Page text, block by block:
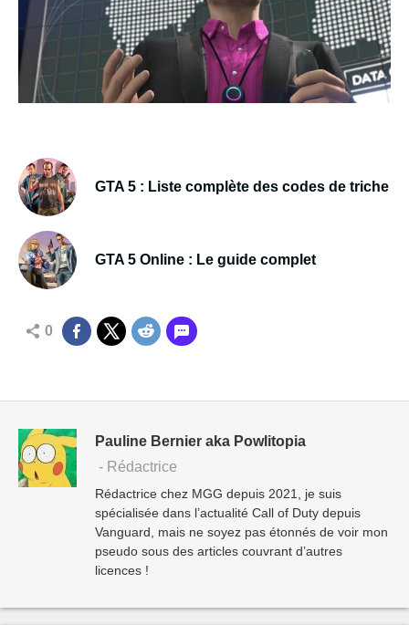
GTA 5 : Liste complète des codes de triche
GTA 5 Online : Le guide complet
0
Pauline Bernier aka Powlitopia
- Rédactrice
Rédactrice chez MGG depuis 2021, je suis
spécialisée dans l’actualité Call of Duty depuis
Vanguard, mais ne soyez pas étonnés de voir mon
pseudo sous des articles couvrant d’autres
licences !